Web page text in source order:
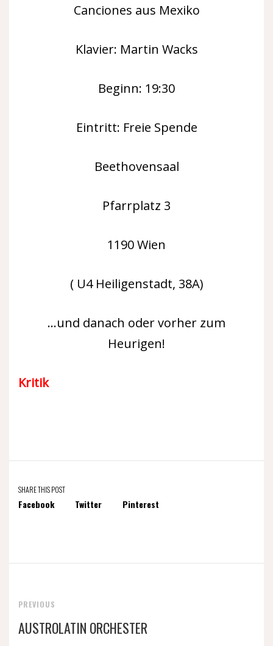
Canciones aus Mexiko
Klavier: Martin Wacks
Beginn: 19:30
Eintritt: Freie Spende
Beethovensaal
Pfarrplatz 3
1190 Wien
( U4 Heiligenstadt, 38A)
…und danach oder vorher zum
Heurigen!
Kritik
SHARE THIS POST
Facebook Twitter Pinterest
PREVIOUS
AUSTROLATIN ORCHESTER